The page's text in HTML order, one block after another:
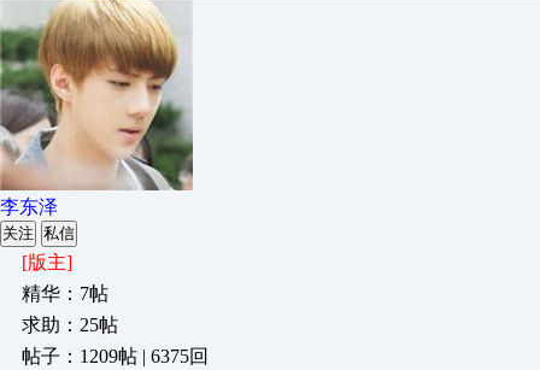
李东泽
关注 私信
[版主]
精华：7帖
求助：25帖
帖子：1209帖 | 6375回